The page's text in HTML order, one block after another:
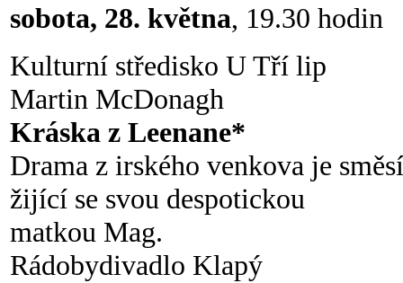
sobota, 28. května, 19.30 hodin
Kulturní středisko U Tří lip
Martin McDonagh
Kráska z Leenane*
Drama z irského venkova je
žijící se svou despotickou
matkou Mag.
Rádobydivadlo Klapý